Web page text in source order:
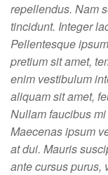
repellendus. Nam
tincidunt. Integer
Pellentesque
pretium sit amet,
enim vestibulum
aliquam sit amet,
Nullam faucibus
Maecenas ipsum
at dui. Mauris
ante cursus purus,